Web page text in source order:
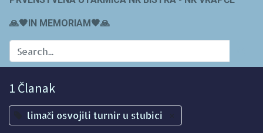
🙏🖤IN MEMORIAM🖤🙏
1 Članak
limači osvojili turnir u stubici ×